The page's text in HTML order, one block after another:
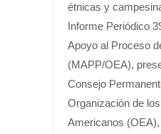
étnicas y
Informe Periódico
Apoyo al Proceso
(MAPP/OEA),
Consejo
Organización de
Americanos